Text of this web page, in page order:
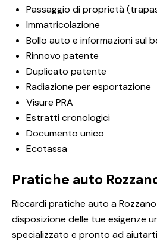
Passaggio di proprietà
Immatricolazione
Bollo auto e informazioni sul
Rinnovo patente
Duplicato patente
Radiazione per esportazione
Visure PRA
Estratti cronologici
Documento unico
Ecotassa
Pratiche auto
Riccardi pratiche auto a
disposizione delle tue esigenze
specializzato e pronto ad